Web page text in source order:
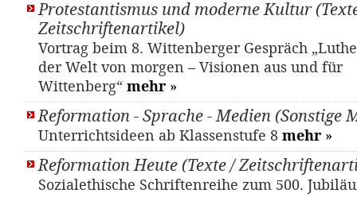
Protestantismus und moderne Kultur
Zeitschriftenartikel)
Vortrag beim 8. Wittenberger Gespräch
der Welt von morgen – Visionen aus und für
Wittenberg“ mehr »
Reformation - Sprache - Medien (Sonstige
Unterrichtsideen ab Klassenstufe 8 mehr »
Reformation Heute (Texte /
Sozialethische Schriftenreihe zum 500.